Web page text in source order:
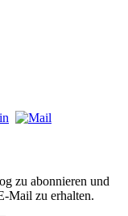
zu abonnieren und
Mail zu erhalten.